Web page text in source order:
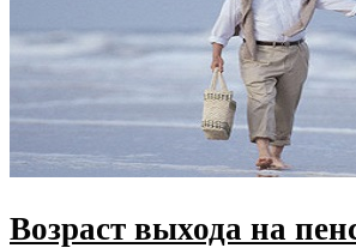
Возраст выхода на